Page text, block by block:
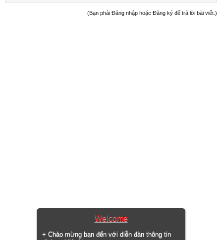
Welcome
+ Chào mừng bạn đến với diễn đàn thông tin
(Bạn phải Đăng nhập hoặc Đăng ký để trả lời bài viết.)